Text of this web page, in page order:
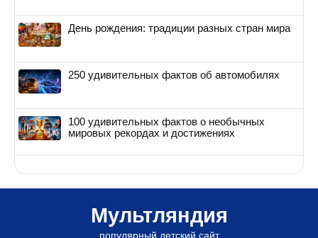
День рождения: традиции разных стран мира
250 удивительных фактов об автомобилях
100 удивительных фактов о необычных
мировых рекордах и достижениях
Мультляндия
популярный детский сайт